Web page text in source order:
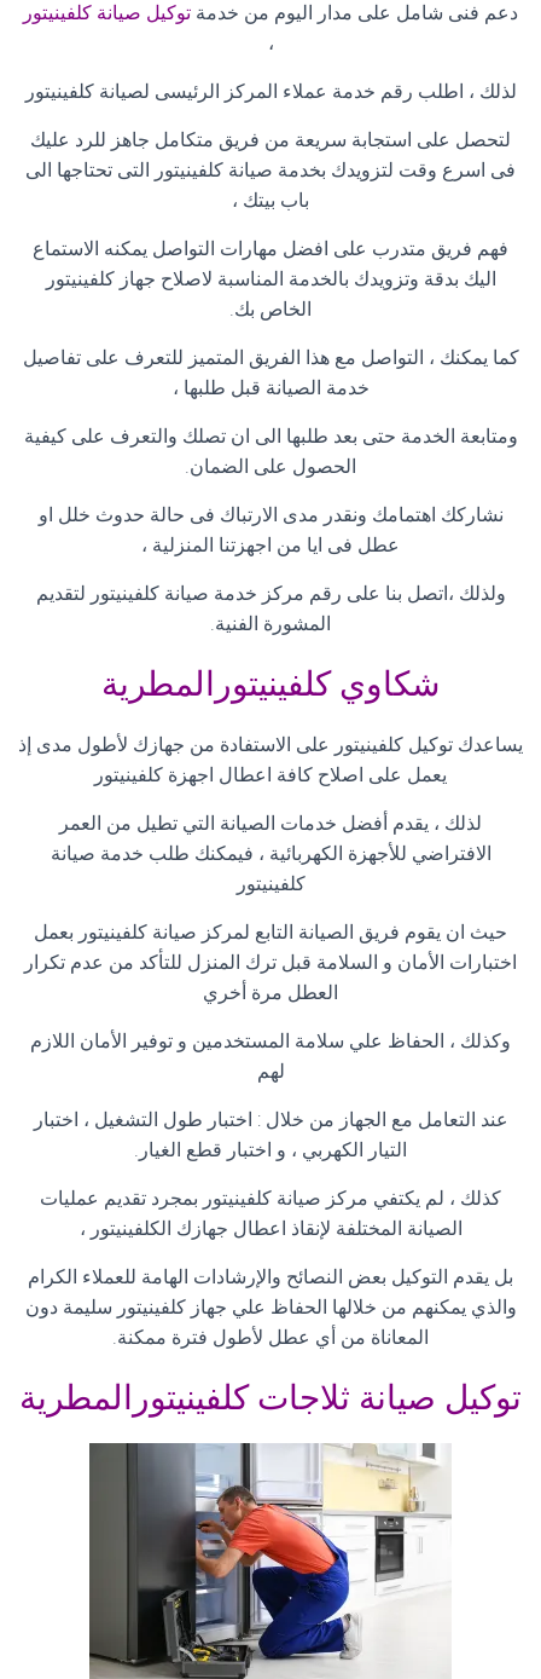
دعم فنى شامل على مدار اليوم من خدمة توكيل صيانة كلفينيتور
،
لذلك ، اطلب رقم خدمة عملاء المركز الرئيسى لصيانة كلفينيتور
لتحصل على استجابة سريعة من فريق متكامل جاهز للرد عليك
فى اسرع وقت لتزويدك بخدمة صيانة كلفينيتور التى تحتاجها الى
باب بيتك ،
فهم فريق متدرب على افضل مهارات التواصل يمكنه الاستماع
اليك بدقة وتزويدك بالخدمة المناسبة لاصلاح جهاز كلفينيتور
الخاص بك.
كما يمكنك ، التواصل مع هذا الفريق المتميز للتعرف على تفاصيل
خدمة الصيانة قبل طلبها ،
ومتابعة الخدمة حتى بعد طلبها الى ان تصلك والتعرف على كيفية
الحصول على الضمان.
نشاركك اهتمامك ونقدر مدى الارتباك فى حالة حدوث خلل او
عطل فى ايا من اجهزتنا المنزلية ،
ولذلك ،اتصل بنا على رقم مركز خدمة صيانة كلفينيتور لتقديم
المشورة الفنية.
شكاوي كلفينيتورالمطرية
يساعدك توكيل كلفينيتور على الاستفادة من جهازك لأطول مدى إذ
يعمل على اصلاح كافة اعطال اجهزة كلفينيتور
لذلك ، يقدم أفضل خدمات الصيانة التي تطيل من العمر
الافتراضي للأجهزة الكهربائية ، فيمكنك طلب خدمة صيانة
كلفينيتور
حيث ان يقوم فريق الصيانة التابع لمركز صيانة كلفينيتور بعمل
اختبارات الأمان و السلامة قبل ترك المنزل للتأكد من عدم تكرار
العطل مرة أخري
وكذلك ، الحفاظ علي سلامة المستخدمين و توفير الأمان اللازم
لهم
عند التعامل مع الجهاز من خلال : اختبار طول التشغيل ، اختبار
التيار الكهربي ، و اختبار قطع الغيار .
كذلك ، لم يكتفي مركز صيانة كلفينيتور بمجرد تقديم عمليات
الصيانة المختلفة لإنقاذ اعطال جهازك الكلفينيتور ،
بل يقدم التوكيل بعض النصائح والإرشادات الهامة للعملاء الكرام
والذي يمكنهم من خلالها الحفاظ علي جهاز كلفينيتور سليمة دون
المعاناة من أي عطل لأطول فترة ممكنة.
توكيل صيانة ثلاجات كلفينيتورالمطرية